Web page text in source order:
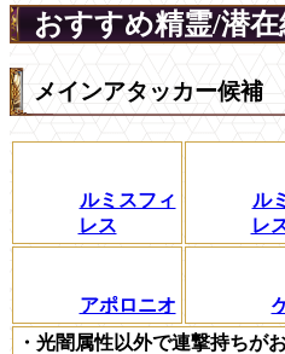
おすすめ精霊/潜在
メインアタッカー候補
ルミスフィ
レス
ル
レ
アポロニオ
・光闇属性以外で連撃持ちが